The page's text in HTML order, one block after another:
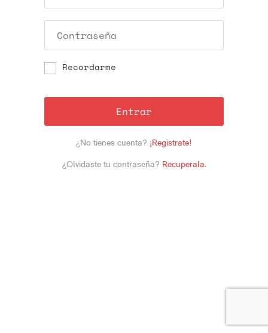
Recordarme
Entrar
¿No tienes cuenta? ¡Registrate!
¿Olvidaste tu contraseña? Recuperala.